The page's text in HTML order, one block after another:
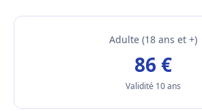
Adulte (18 ans et +)
86 €
Validité 10 ans